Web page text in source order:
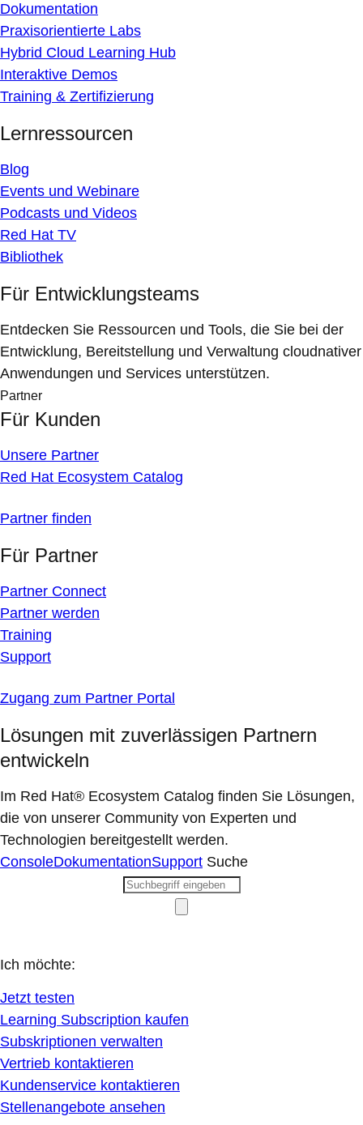
Dokumentation
Praxisorientierte Labs
Hybrid Cloud Learning Hub
Interaktive Demos
Training & Zertifizierung
Lernressourcen
Blog
Events und Webinare
Podcasts und Videos
Red Hat TV
Bibliothek
Für Entwicklungsteams
Entdecken Sie Ressourcen und Tools, die Sie bei der
Entwicklung, Bereitstellung und Verwaltung cloudnativer
Anwendungen und Services unterstützen.
Partner
Für Kunden
Unsere Partner
Red Hat Ecosystem Catalog
Partner finden
Für Partner
Partner Connect
Partner werden
Training
Support
Zugang zum Partner Portal
Lösungen mit zuverlässigen Partnern
entwickeln
Im Red Hat® Ecosystem Catalog finden Sie Lösungen,
die von unserer Community von Experten und
Technologien bereitgestellt werden.
ConsoleDokumentationSupport Suche
Ich möchte:
Jetzt testen
Learning Subscription kaufen
Subskriptionen verwalten
Vertrieb kontaktieren
Kundenservice kontaktieren
Stellenangebote ansehen